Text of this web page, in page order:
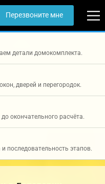
Перезвоните мне
детали домокомплекта.
дверей и перегородок.
окончательного расчёта.
последовательность этапов.